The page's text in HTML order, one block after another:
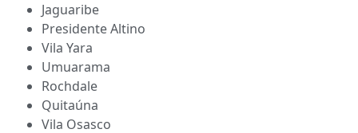
Jaguaribe
Presidente Altino
Vila Yara
Umuarama
Rochdale
Quitaúna
Vila Osasco